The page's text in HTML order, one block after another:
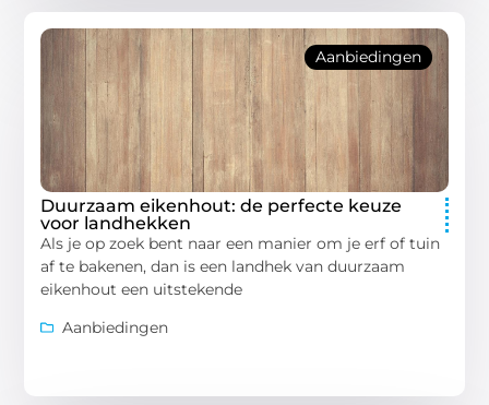
Aanbiedingen
Duurzaam eikenhout: de perfecte keuze
voor landhekken
Als je op zoek bent naar een manier om je erf of tuin
af te bakenen, dan is een landhek van duurzaam
eikenhout een uitstekende
Aanbiedingen